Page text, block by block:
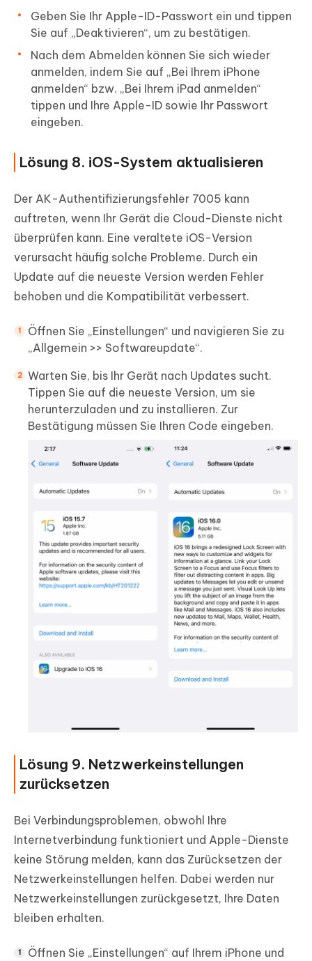
Geben Sie Ihr Apple-ID-Passwort ein und tippen
Sie auf „Deaktivieren“, um zu bestätigen.
Nach dem Abmelden können Sie sich wieder
anmelden, indem Sie auf „Bei Ihrem iPhone
anmelden“ bzw. „Bei Ihrem iPad anmelden“
tippen und Ihre Apple-ID sowie Ihr Passwort
eingeben.
Lösung 8. iOS-System aktualisieren
Der AK-Authentifizierungsfehler 7005 kann
auftreten, wenn Ihr Gerät die Cloud-Dienste nicht
überprüfen kann. Eine veraltete iOS-Version
verursacht häufig solche Probleme. Durch ein
Update auf die neueste Version werden Fehler
behoben und die Kompatibilität verbessert.
Öffnen Sie „Einstellungen“ und navigieren Sie zu
„Allgemein >> Softwareupdate“.
Warten Sie, bis Ihr Gerät nach Updates sucht.
Tippen Sie auf die neueste Version, um sie
herunterzuladen und zu installieren. Zur
Bestätigung müssen Sie Ihren Code eingeben.
Lösung 9. Netzwerkeinstellungen
zurücksetzen
Bei Verbindungsproblemen, obwohl Ihre
Internetverbindung funktioniert und Apple-Dienste
keine Störung melden, kann das Zurücksetzen der
Netzwerkeinstellungen helfen. Dabei werden nur
Netzwerkeinstellungen zurückgesetzt, Ihre Daten
bleiben erhalten.
Öffnen Sie „Einstellungen“ auf Ihrem iPhone und